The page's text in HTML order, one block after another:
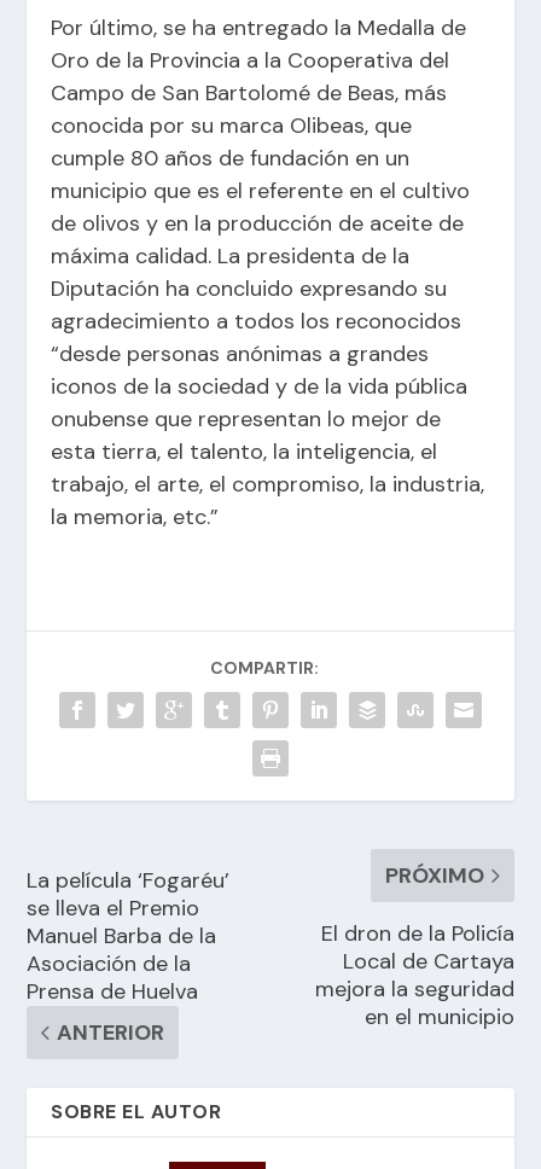
Por último, se ha entregado la Medalla de
Oro de la Provincia a la Cooperativa del
Campo de San Bartolomé de Beas, más
conocida por su marca Olibeas, que
cumple 80 años de fundación en un
municipio que es el referente en el cultivo
de olivos y en la producción de aceite de
máxima calidad. La presidenta de la
Diputación ha concluido expresando su
agradecimiento a todos los reconocidos
“desde personas anónimas a grandes
iconos de la sociedad y de la vida pública
onubense que representan lo mejor de
esta tierra, el talento, la inteligencia, el
trabajo, el arte, el compromiso, la industria,
la memoria, etc.”
COMPARTIR:
La película ‘Fogaréu’
se lleva el Premio
Manuel Barba de la
Asociación de la
Prensa de Huelva
ANTERIOR
PRÓXIMO
El dron de la Policía
Local de Cartaya
mejora la seguridad
en el municipio
SOBRE EL AUTOR